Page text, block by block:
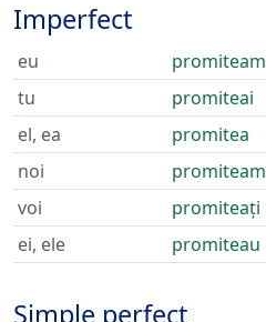
Imperfect
eu
promiteam
tu
promiteai
el, ea
promitea
noi
promiteam
voi
promiteați
ei, ele
promiteau
Simple perfect